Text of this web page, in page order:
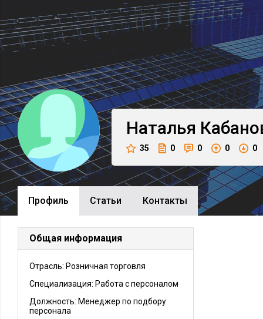
Наталья
35 0 0 0 0
Профиль Cтатьи Контакты
Общая информация
Отрасль: Розничная торговля
Специализация: Работа с персоналом
Должность: Менеджер по подбору
персонала